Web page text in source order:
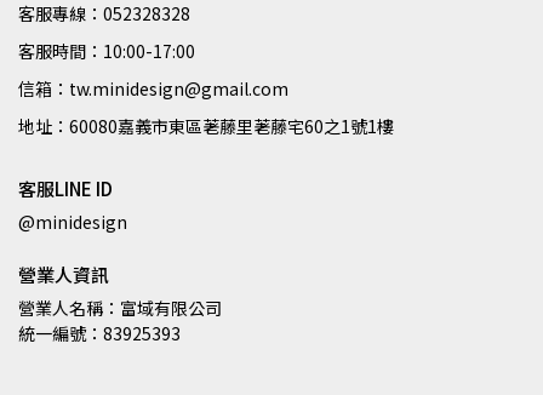
客服專線：052328328
客服時間：10:00-17:00
信箱：tw.minidesign@gmail.com
地址：60080嘉義市東區荖藤里荖藤宅60之1號1樓
客服LINE ID
@minidesign
營業人資訊
營業人名稱：富域有限公司
統一編號：83925393